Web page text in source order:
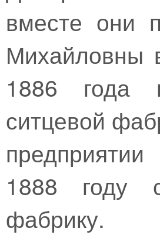
вместе они
Михайловны
1886 года
ситцевой
1888 году
фабрику.